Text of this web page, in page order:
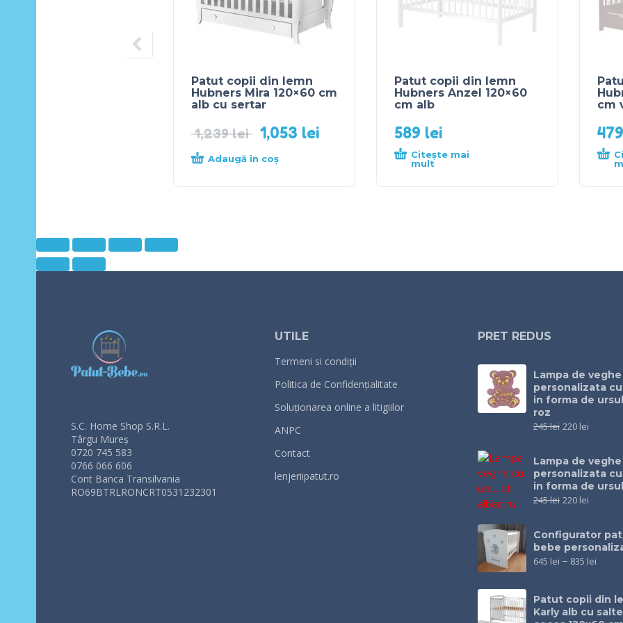
Patut copii din lemn
Hubners Mira 120×60 cm
alb cu sertar
1,239lei 1,053 lei
Adaugă în coș
Patut copii din lemn
Hubners Anzel 120×60
cm alb
589 lei
Citește mai
mult
cm
S.C. Home Shop S.R.L.
Târgu Mureș
0720 745 583
0766 066 606
Cont Banca Transilvania
RO69BTRLRONCRT0531232301
UTILE
Termeni si condiții
Politica de Confidențialitate
Soluționarea online a litigiilor
ANPC
Contact
lenjeriipatut.ro
PRET REDUS
Lampa de veghe
personalizata
in forma de
roz
245lei 220 lei
Lampa de veghe
personalizata
in forma de
245lei 220 lei
Configurator
bebe
645 lei – 835 lei
Patut copii din
Karly alb cu